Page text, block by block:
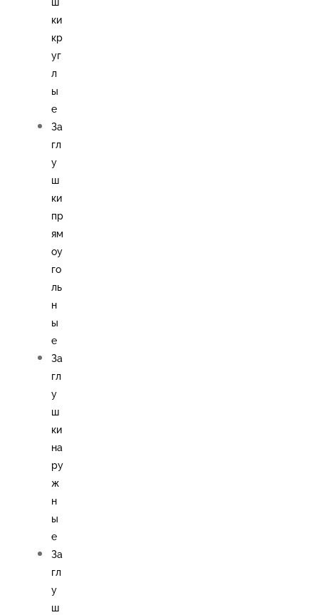
ш
ки
кр
уг
л
ы
е
За
гл
у
ш
ки
пр
ям
оу
го
ль
н
ы
е
За
гл
у
ш
ки
на
ру
ж
н
ы
е
За
гл
у
ш